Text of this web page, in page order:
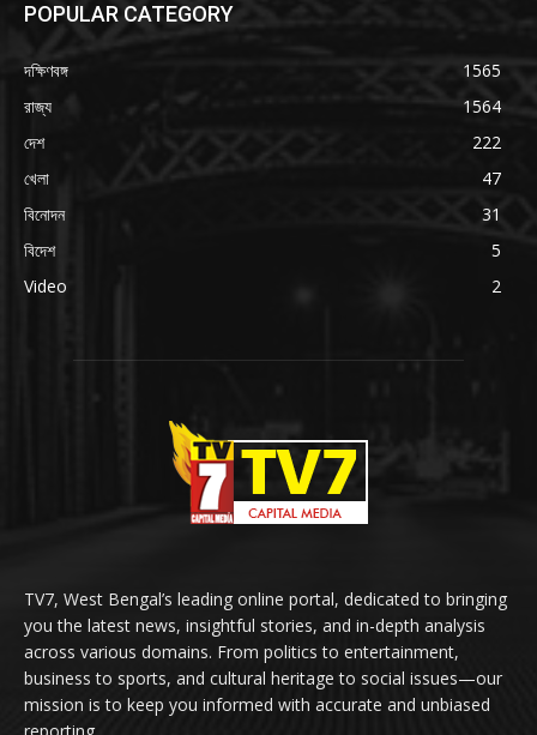
POPULAR CATEGORY
দক্ষিণবঙ্গ
1565
রাজ্য
1564
দেশ
222
খেলা
47
বিনোদন
31
বিদেশ
5
Video
2
TV7, West Bengal’s leading online portal, dedicated to bringing
you the latest news, insightful stories, and in-depth analysis
across various domains. From politics to entertainment,
business to sports, and cultural heritage to social issues—our
mission is to keep you informed with accurate and unbiased